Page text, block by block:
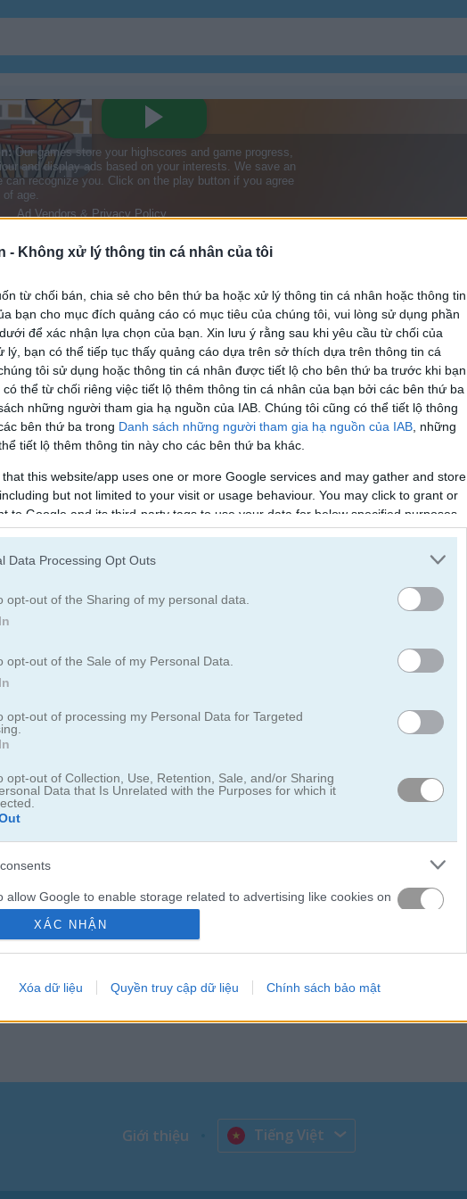
- Không xử lý thông tin cá nhân của tôi
từ chối bán, chia sẻ cho bên thứ ba hoặc xử lý thông tin cá nhân hoặc thông tin
bạn cho mục đích quảng cáo có mục tiêu của chúng tôi, vui lòng sử dụng phần
để xác nhận lựa chọn của bạn. Xin lưu ý rằng sau khi yêu cầu từ chối của
lý, bạn có thể tiếp tục thấy quảng cáo dựa trên sở thích dựa trên thông tin cá
tôi sử dụng hoặc thông tin cá nhân được tiết lộ cho bên thứ ba trước khi bạn
thể từ chối riêng việc tiết lộ thêm thông tin cá nhân của bạn bởi các bên thứ ba
những người tham gia hạ nguồn của IAB. Chúng tôi cũng có thể tiết lộ thông
bên thứ ba trong Danh sách những người tham gia hạ nguồn của IAB , những
tiết lộ thêm thông tin này cho các bên thứ ba khác.
that this website/app uses one or more Google services and may gather and store
but not limited to your visit or usage behaviour. You may click to grant or
to Google and its third-party tags to use your data for below specified purposes
consent section.
Data Processing Opt Outs
opt-out of the Sharing of my personal data.
opt-out of the Sale of my Personal Data.
opt-out of processing my Personal Data for Targeted
opt-out of Collection, Use, Retention, Sale, and/or Sharing
Data that Is Unrelated with the Purposes for which it
allow Google to enable storage related to advertising like cookies on
identifiers in apps.
allow my user data to be sent to Google for online advertising
XÁC NHẬN
Xóa dữ liệu Quyền truy cập dữ liệu Chính sách bảo mật
Bóng
Bowling
Phi Tiêu Golf
Rugby Trượt Ván
Quần Vợt Bóng Chuyền
cải thiện điểm cao của bạn!
cực kỳ cuốn hút. Bạn có thể ghi được bao nhiêu rổ? Bạn được phép ném
kỹ năng của bạn và đạt điểm số cao nhé!
Giới thiệu Tiếng Việt